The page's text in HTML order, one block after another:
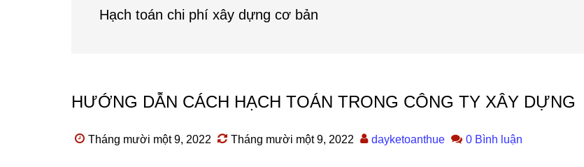
Hạch toán chi phí xây dựng cơ bản
HƯỚNG DẪN CÁCH HẠCH TOÁN TRONG CÔNG TY XÂY DỰNG
Tháng mười một 9, 2022 Tháng mười một 9, 2022 dayketoanthue 0 Bình luận